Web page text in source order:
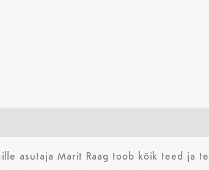
asutaja Marit Raag toob kõik teed ja